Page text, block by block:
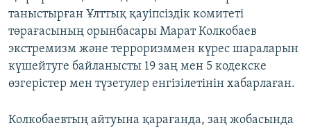
таныстырған Ұлттық қауіпсіздік комитеті
төрағасының орынбасары Марат Колкобаев
экстремизм және терроризммен күрес шараларын
күшейтуге байланысты 19 заң мен 5 кодекске
өзгерістер мен түзетулер енгізілетінін хабарлаған.
Колкобаевтың айтуына қарағанда, заң жобасында